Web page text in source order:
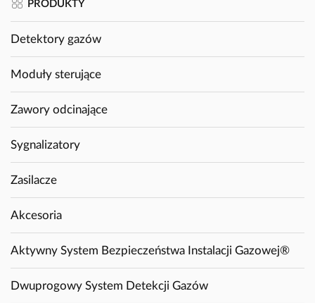
PRODUKTY
Detektory gazów
Moduły sterujące
Zawory odcinające
Sygnalizatory
Zasilacze
Akcesoria
Aktywny System Bezpieczeństwa Instalacji Gazowej®
Dwuprogowy System Detekcji Gazów